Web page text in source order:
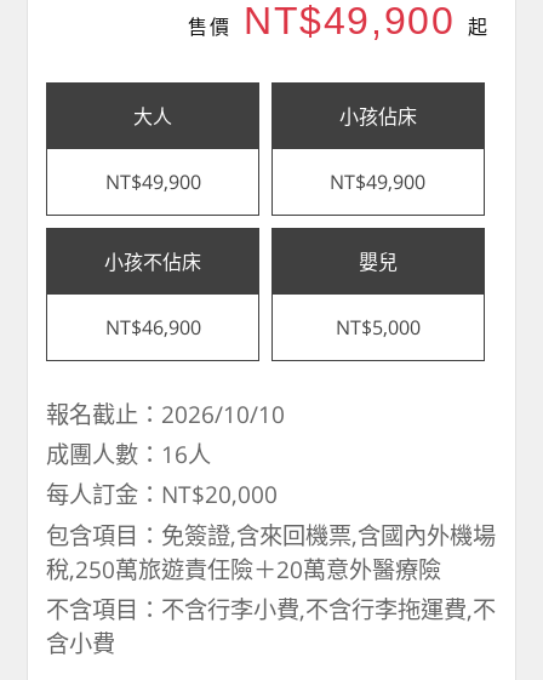
售價 NT$49,900 起
大人
NT$49,900
小孩佔床
NT$49,900
小孩不佔床
NT$46,900
嬰兒
NT$5,000
報名截止：2026/10/10
成團人數：16人
每人訂金：NT$20,000
包含項目：免簽證,含來回機票,含國內外機場
稅,250萬旅遊責任險＋20萬意外醫療險
不含項目：不含行李小費,不含行李拖運費,不
含小費